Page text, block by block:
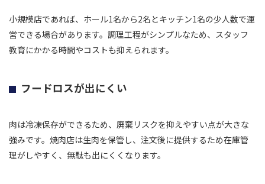
小規模店であれば、ホール1名から2名とキッチン1名の少人数で運
営できる場合があります。調理工程がシンプルなため、スタッフ
教育にかかる時間やコストも抑えられます。
フードロスが出にくい
肉は冷凍保存ができるため、廃棄リスクを抑えやすい点が大きな
強みです。焼肉店は生肉を保管し、注文後に提供するため在庫管
理がしやすく、無駄も出にくくなります。